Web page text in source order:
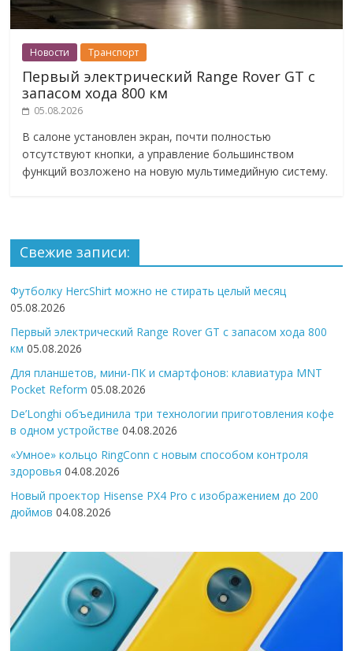
Новости Транспорт
Первый электрический Range Rover GT с
запасом хода 800 км
05.08.2026
В салоне установлен экран, почти полностью
отсутствуют кнопки, а управление большинством
функций возложено на новую мультимедийную систему.
Свежие записи:
Футболку HercShirt можно не стирать целый месяц
05.08.2026
Первый электрический Range Rover GT с запасом хода 800
км 05.08.2026
Для планшетов, мини-ПК и смартфонов: клавиатура MNT
Pocket Reform 05.08.2026
De’Longhi объединила три технологии приготовления кофе
в одном устройстве 04.08.2026
«Умное» кольцо RingConn с новым способом контроля
здоровья 04.08.2026
Новый проектор Hisense PX4 Pro с изображением до 200
дюймов 04.08.2026